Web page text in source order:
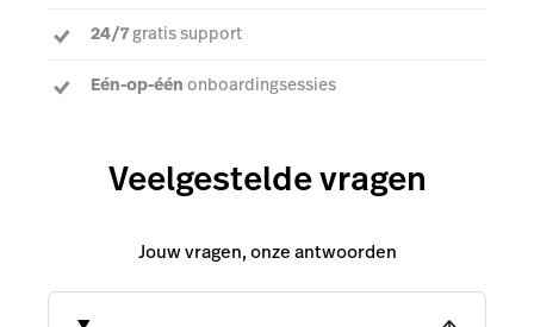
24/7gratis support
Eén-op-één onboardingsessies
Veelgestelde vragen
Jouw vragen, onze antwoorden